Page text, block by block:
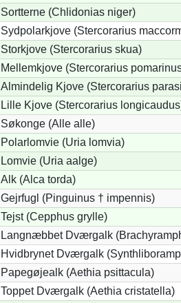
Sortterne (Chlidonias niger)
Sydpolarkjove (Stercorarius
Storkjove (Stercorarius skua)
Mellemkjove (Stercorarius
Almindelig Kjove (Stercorarius
Lille Kjove (Stercorarius
Søkonge (Alle alle)
Polarlomvie (Uria lomvia)
Lomvie (Uria aalge)
Alk (Alca torda)
Gejrfugl (Pinguinus † impennis)
Tejst (Cepphus grylle)
Langnæbbet Dværgalk
Hvidbrynet Dværgalk
Papegøjealk (Aethia psittacula)
Toppet Dværgalk (Aethia cristatella)